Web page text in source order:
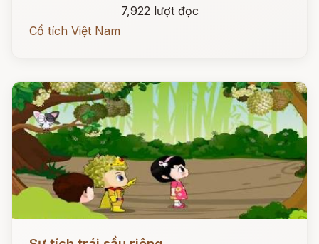
7,922 lượt đọc
Cổ tích Việt Nam